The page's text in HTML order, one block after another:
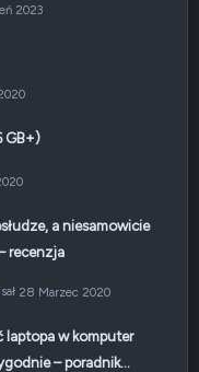
2023
GB+)
a niesamowicie
recenzja
28 Marzec 2020
laptopa w komputer
– poradnik...